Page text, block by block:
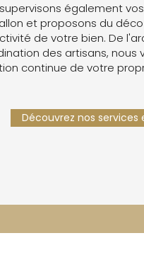
également
et proposons du
de votre bien. De
des artisans, nous
continue de votre
Découvrez nos services